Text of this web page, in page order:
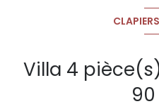
Villa 4 pièce(s) 3 chambre(s)